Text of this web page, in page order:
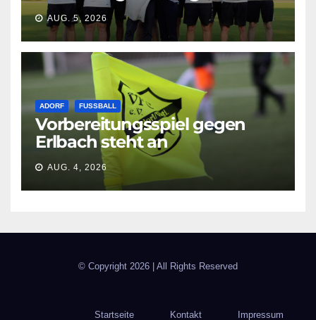
neue Shirts
AUG. 5, 2026
ADORF FUSSBALL
Vorbereitungsspiel gegen
Erlbach steht an
AUG. 4, 2026
© Copyright 2026 | All Rights Reserved
Startseite Kontakt Impressum